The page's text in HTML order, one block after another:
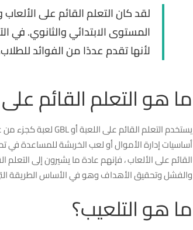
لقد كان التعلم القائم على
المستوى الابتدائي والثانوي. في
لأنها تقدم عددًا من الفوائد
ما هو التعلم القائم
أساسيات إدارة الأموال أو لعب الخربشة للمساعدة في
القائم على الألعاب ، فإنهم عادة ما يشيرون إلى التعلم
والفشل وتحقيق الأهداف وهو في الأساس الطريقة
ما هو التلعيب؟